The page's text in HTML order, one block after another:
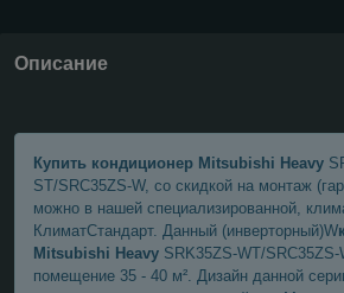
Описание
Купить кондиционер Mitsubishi Heavy
SТ/SRC35ZS-W, со скидкой на монтаж
можно в нашей специализированной,
КлиматСтандарт. Данный (инверторный)W
Mitsubishi Heavy SRK35ZS-WТ/SRC35ZS-
помещение 35 - 40 м². Дизайн данной